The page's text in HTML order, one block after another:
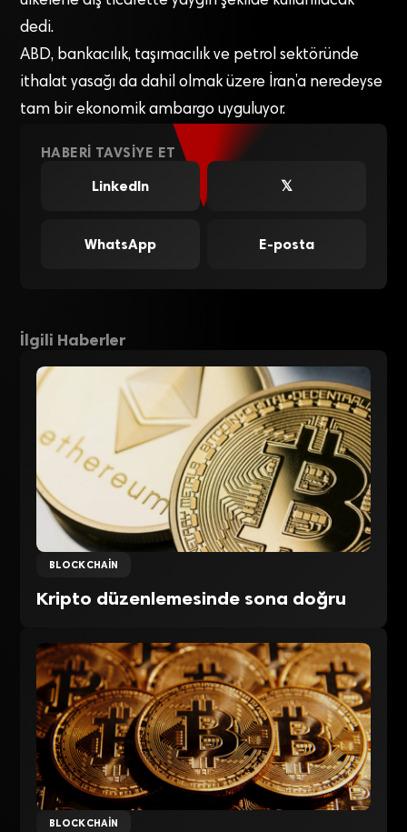
dedi.
ABD, bankacılık, taşımacılık ve petrol sektöründe
ithalat yasağı da dahil olmak üzere İran’a neredeyse
tam bir ekonomik ambargo uyguluyor.
HABERI TAVSIYE ET
LinkedIn
𝕏
WhatsApp E-posta
İlgili Haberler
BLOCKCHAIN
Kripto düzenlemesinde sona doğru
BLOCKCHAIN